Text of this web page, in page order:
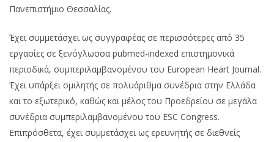
Πανεπιστήμιο Θεσσαλίας.
Έχει συμμετάσχει ως συγγραφέας σε περισσότερες από 35
εργασίες σε ξενόγλωσσα pubmed-indexed επιστημονικά
περιοδικά, συμπεριλαμβανομένου του European Heart Journal.
Έχει υπάρξει ομιλητής σε πολυάριθμα συνέδρια στην Ελλάδα
και το εξωτερικό, καθώς και μέλος του Προεδρείου σε μεγάλα
συνέδρια συμπεριλαμβανομένου του ESC Congress.
Επιπρόσθετα, έχει συμμετάσχει ως ερευνητής σε διεθνείς